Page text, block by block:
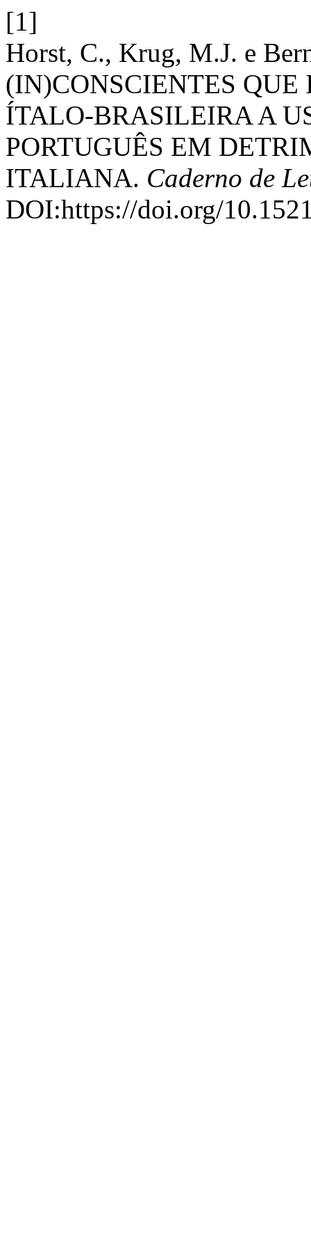
[1]
Horst, C., Krug, M.J. e
(IN)CONSCIENTES
ÍTALO-BRASILEIRA A
PORTUGUÊS EM
ITALIANA. Caderno de
DOI:https://doi.org/